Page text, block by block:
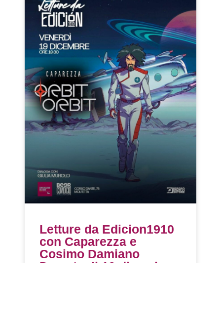
Letture da Edicion1910
con Caparezza e
Cosimo Damiano
Damato. Il 19 dicembre